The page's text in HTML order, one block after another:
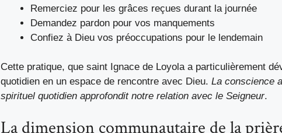
Remerciez pour les grâces reçues durant la journée
Demandez pardon pour vos manquements
Confiez à Dieu vos préoccupations pour le lendemain
Cette pratique, que saint Ignace de Loyola a particulièrement
quotidien en un espace de rencontre avec Dieu. La conscience
spirituel quotidien approfondit notre relation avec le Seigneur.
La dimension communautaire de la